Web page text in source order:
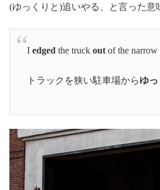
(ゆっくりと)追いやる、と言った意
I edged the truck outof the narrow
トラックを狭い駐車場からゆ